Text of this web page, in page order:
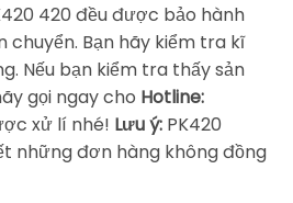
420 đều được bảo hành
Bạn hãy kiểm tra kĩ
Nếu bạn kiểm tra thấy sản
gọi ngay cho Hotline:
xử lí nhé! Lưu ý:PK420
những đơn hàng không đồng